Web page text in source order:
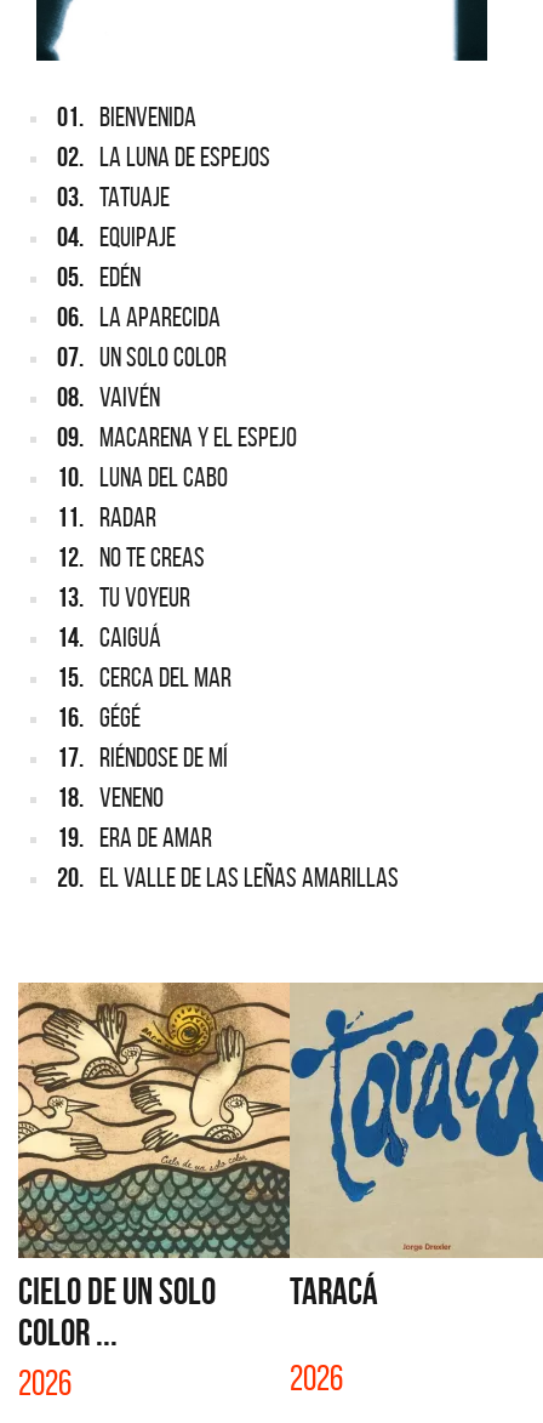
01. BIENVENIDA
02. LA LUNA DE ESPEJOS
03. TATUAJE
04. EQUIPAJE
05. EDÉN
06. LA APARECIDA
07. UN SOLO COLOR
08. VAIVÉN
09. MACARENA Y EL ESPEJO
10. LUNA DEL CABO
11. RADAR
12. NO TE CREAS
13. TU VOYEUR
14. CAIGUÁ
15. CERCA DEL MAR
16. GÉGÉ
17. RIÉNDOSE DE MÍ
18. VENENO
19. ERA DE AMAR
20. EL VALLE DE LAS LEÑAS AMARILLAS
CIELO DE UN SOLO
COLOR ...
2026
TARACÁ
2026